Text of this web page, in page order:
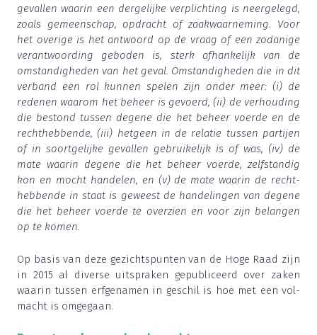
geval­len waar­in een der­ge­lij­ke ver­plich­ting is neer­ge­legd,
zoals gemeen­schap, opdracht of zaak­waar­ne­ming. Voor
het ove­ri­ge is het ant­woord op de vraag of een zoda­ni­ge
ver­ant­woor­ding gebo­den is, sterk afhan­ke­lijk van de
omstan­dig­he­den van het geval. Omstan­dig­he­den die in dit
ver­band een rol kun­nen spe­len zijn onder meer: (i) de
rede­nen waar­om het beheer is gevoerd, (ii) de ver­hou­ding
die bestond tus­sen dege­ne die het beheer voer­de en de
recht­heb­ben­de, (iii) het­geen in de rela­tie tus­sen par­tij­en
of in soort­ge­lij­ke geval­len gebrui­ke­lijk is of was, (iv) de
mate waar­in dege­ne die het beheer voer­de, zelf­stan­dig
kon en mocht han­de­len, en (v) de mate waar­in de recht­
heb­ben­de in staat is geweest de han­de­lin­gen van dege­ne
die het beheer voer­de te over­zien en voor zijn belan­gen
op te komen.
Op basis van deze gezichts­pun­ten van de Hoge Raad zijn
in 2015 al diver­se uit­spra­ken gepu­bli­ceerd over zaken
waar­in tus­sen erf­ge­na­men in geschil is hoe met een vol­
macht is omgegaan.